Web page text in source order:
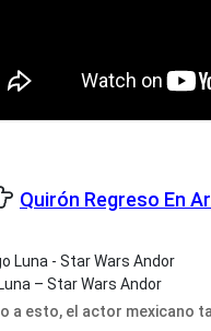
Quirón Regreso En
– Star Wars Andor
a esto, el actor mexicano